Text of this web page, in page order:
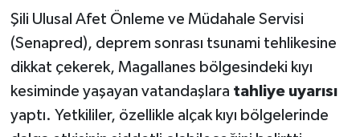
Şili Ulusal Afet Önleme ve Müdahale Servisi
(Senapred), deprem sonrası tsunami tehlikesine
dikkat çekerek, Magallanes bölgesindeki kıyı
kesiminde yaşayan vatandaşlara tahliye uyarısı
yaptı. Yetkililer, özellikle alçak kıyı bölgelerinde